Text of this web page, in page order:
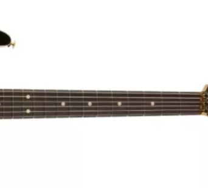
Packs
Voir nos marques